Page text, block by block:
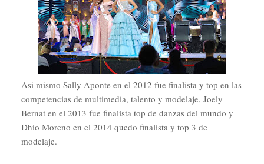
Asi mismo Sally Aponte en el 2012 fue finalista y top en las
competencias de multimedia, talento y modelaje, Joely
Bernat en el 2013 fue finalista top de danzas del mundo y
Dhio Moreno en el 2014 quedo finalista y top 3 de
modelaje.